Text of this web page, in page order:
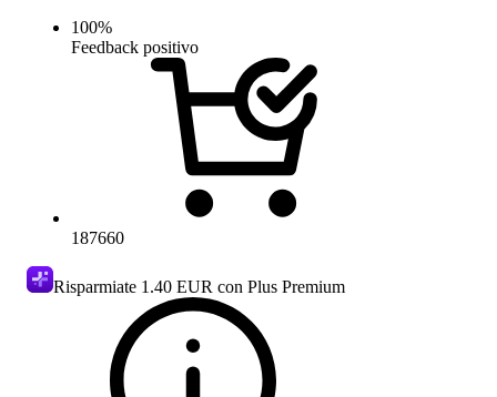
100%
Feedback positivo
187660
Risparmiate 1.40 EUR con Plus Premium